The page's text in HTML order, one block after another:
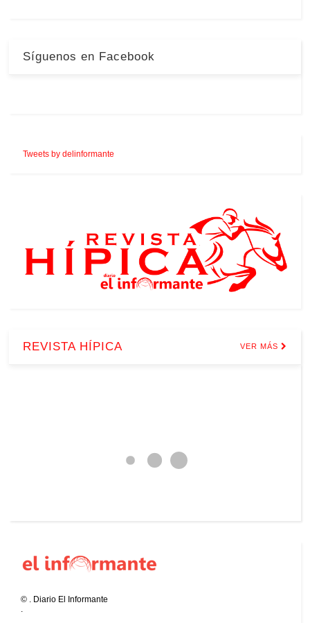
Síguenos en Facebook
Tweets by delinformante
REVISTA HÍPICA VER MÁS
©
Diario El Informante